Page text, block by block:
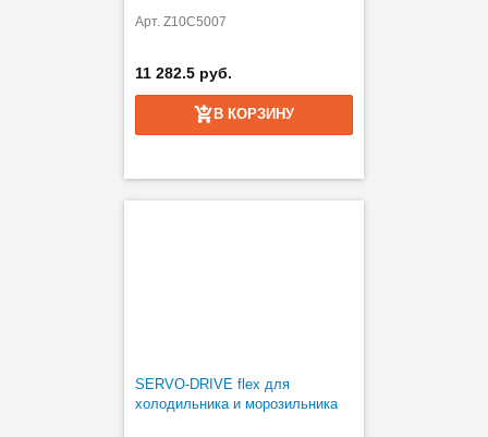
Арт. Z10C5007
11 282.5 руб.
В КОРЗИНУ
SERVO-DRIVE flex для
холодильника и морозильника